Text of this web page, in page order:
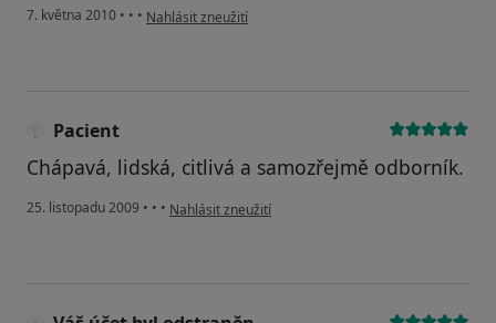
7. května 2010 • • • podle názoru uživatele Váš účet byl odstraněn
Nahlásit zneužití
Pacient
Chápavá, lidská, citlivá a samozřejmě odborník.
25. listopadu 2009 • • • podle názoru uživatele Pacient
Nahlásit zneužití